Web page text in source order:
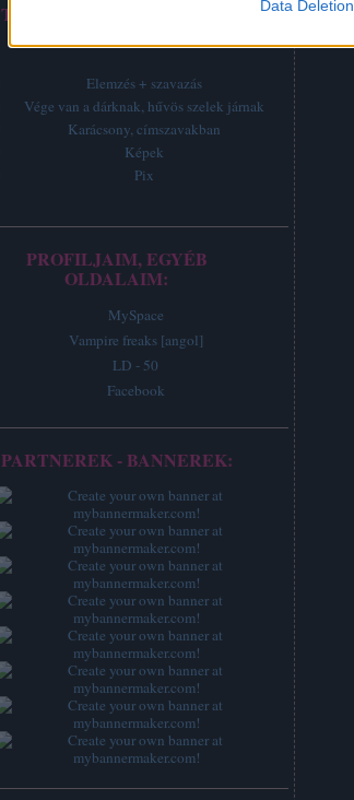
Data Deletion
TOP 5 - LEGOLVASOTTABB
Elemzés + szavazás
Vége van a dárknak, hűvös szelek járnak
Karácsony, címszavakban
Képek
Pix
PROFILJAIM, EGYÉB
OLDALAIM:
MySpace
Vampire freaks [angol]
LD - 50
Facebook
PARTNEREK - BANNEREK: